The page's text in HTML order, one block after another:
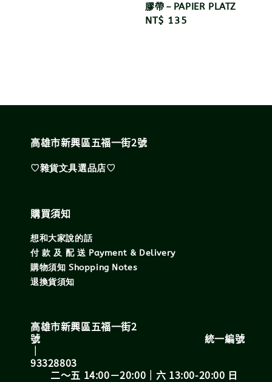
膠帶－PAPIER PLATZ
Regular
NT$ 135
高雄市新興區五福一街2號
♡雜貨文具選品店♡
購買須知
想和大家說的話
付 款 及 配 送 Payment & Delivery
購物須知 Shopping Notes
退換貨須知
高雄市新興區五福一街2
號 統一編號
｜
93328803
二～五 14:00－20:00｜六 13:00-20:00 日